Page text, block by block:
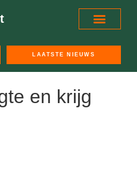
LAATSTE NIEUWS
en krijg